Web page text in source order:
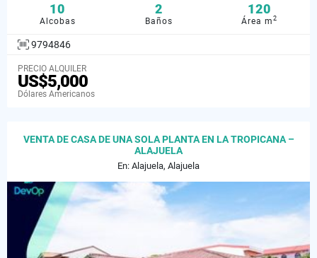
10
Alcobas
2
Baños
120
Área m2
9794846
PRECIO ALQUILER
US$5,000
Dólares Americanos
VENTA DE CASA DE UNA SOLA PLANTA EN LA TROPICANA –
ALAJUELA
En: Alajuela, Alajuela